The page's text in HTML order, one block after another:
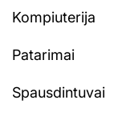
Kompiuterija
Patarimai
Spausdintuvai